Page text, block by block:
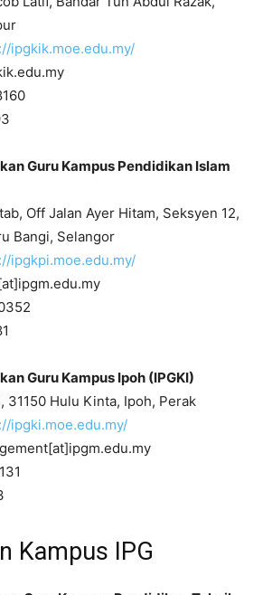
ipgkik.moe.edu.my/
Guru Kampus Pendidikan Islam
Off Jalan Ayer Hitam, Seksyen 12,
Bangi, Selangor
ipgkpi.moe.edu.my/
Guru Kampus Ipoh (IPGKI)
31150 Hulu Kinta, Ipoh, Perak
ipgki.moe.edu.my/
Kampus IPG